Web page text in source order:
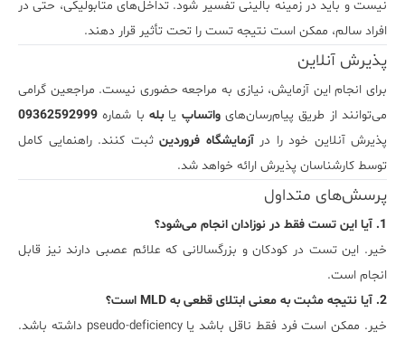
نیست و باید در زمینه بالینی تفسیر شود. تداخل‌های متابولیکی، حتی در
افراد سالم، ممکن است نتیجه تست را تحت تأثیر قرار دهند.
پذیرش آنلاین
برای انجام این آزمایش، نیازی به مراجعه حضوری نیست. مراجعین گرامی
می‌توانند از طریق پیام‌رسان‌هایواتساپ یابله با شماره 09362592999
پذیرش آنلاین خود را درآزمایشگاه فروردین ثبت کنند. راهنمایی کامل
توسط کارشناسان پذیرش ارائه خواهد شد.
پرسش‌های متداول
1. آیا این تست فقط در نوزادان انجام می‌شود؟
خیر. این تست در کودکان و بزرگسالانی که علائم عصبی دارند نیز قابل
انجام است.
2. آیا نتیجه مثبت به معنی ابتلای قطعی به MLD است؟
خیر. ممکن است فرد فقط ناقل باشد یا pseudo-deficiency داشته باشد.